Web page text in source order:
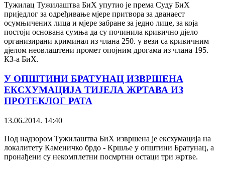
Тужилац Тужилаштва БиХ упутио је према Суду БиХ
приједлог за одређивање мјере притвора за дванаест
осумњичених лица и мјере забране за једно лице, за која
постоји основана сумња да су починила кривично дјело
организирани криминал из члана 250. у вези са кривичним
дјелом неовлаштени промет опојним дрогама из члана 195.
КЗ-а БиХ.
У ОПШТИНИ БРАТУНАЦ ИЗВРШЕНА
ЕКСХУМАЦИЈА ТИЈЕЛА ЖРТАВА ИЗ
ПРОТЕКЛОГ РАТА
13.06.2014. 14:40
Под надзором Тужилаштва БиХ извршена је ексхумација на
локалитету Каменичко брдо - Кршље у општини Братунац, а
пронађени су некомплетни посмртни остаци три жртве.